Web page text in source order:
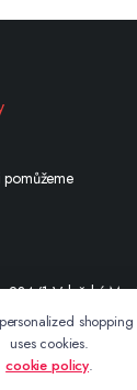
234/1 Valašské
uses cookies.
cookie policy.